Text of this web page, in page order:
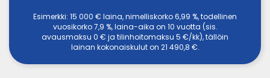
Esimerkki: 15 000 € laina, nimelliskorko 6,99 %, todellinen
vuosikorko 7,9 %, laina-aika on 10 vuotta (sis.
avausmaksu 0 € ja tilinhoitomaksu 5 €/kk), tällöin
lainan kokonaiskulut on 21 490,8 €.